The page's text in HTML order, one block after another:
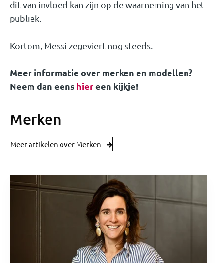
dit van invloed kan zijn op de waarneming van het
publiek.
Kortom, Messi zegeviert nog steeds.
Meer informatie over merken en modellen?
Neem dan eens hiereen kijkje!
Merken
Meer artikelen over Merken